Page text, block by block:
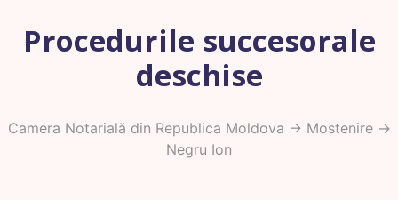
Procedurile succesorale
deschise
Camera Notarială din Republica Moldova -> Mostenire->
Negru Ion